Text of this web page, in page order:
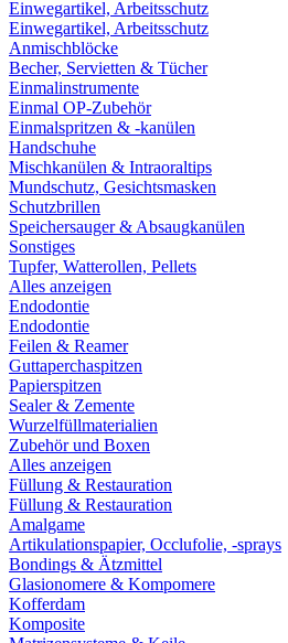
Einwegartikel, Arbeitsschutz
Einwegartikel, Arbeitsschutz
Anmischblöcke
Becher, Servietten & Tücher
Einmalinstrumente
Einmal OP-Zubehör
Einmalspritzen & -kanülen
Handschuhe
Mischkanülen & Intraoraltips
Mundschutz, Gesichtsmasken
Schutzbrillen
Speichersauger & Absaugkanülen
Sonstiges
Tupfer, Watterollen, Pellets
Alles anzeigen
Endodontie
Endodontie
Feilen & Reamer
Guttaperchaspitzen
Papierspitzen
Sealer & Zemente
Wurzelfüllmaterialien
Zubehör und Boxen
Alles anzeigen
Füllung & Restauration
Füllung & Restauration
Amalgame
Artikulationspapier, Occlufolie, -sprays
Bondings & Ätzmittel
Glasionomere & Kompomere
Kofferdam
Komposite